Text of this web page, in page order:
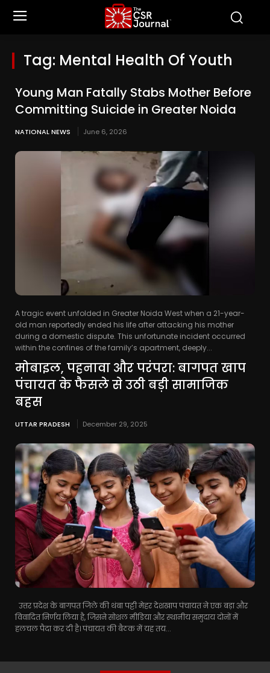
Tag: Mental Health Of Youth
Young Man Fatally Stabs Mother Before
Committing Suicide in Greater Noida
NATIONAL NEWS June 6, 2026
A tragic event unfolded in Greater Noida West when a 21-year-
old man reportedly ended his life after attacking his mother
during a domestic dispute. This unfortunate incident occurred
within the confines of the family’s apartment, deeply...
मोबाइल, पहनावा और परंपरा: बागपत खाप
पंचायत के फैसले से उठी बड़ी सामाजिक
बहस
UTTAR PRADESH December 29, 2025
उत्तर प्रदेश के बागपत जिले की थंबा पट्टी मेहर देशखाप पंचायत ने एक बड़ा और
विवादित निर्णय लिया है, जिसने सोशल मीडिया और स्थानीय समुदाय दोनों में
हलचल पैदा कर दी है। पंचायत की बैठक में यह तय...